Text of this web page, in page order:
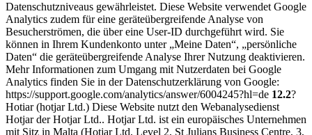
Datenschutzniveaus gewährleistet. Diese Website verwendet Google
Analytics zudem für eine geräteübergreifende Analyse von
Besucherströmen, die über eine User-ID durchgeführt wird. Sie
können in Ihrem Kundenkonto unter „Meine Daten“, „persönliche
Daten“ die geräteübergreifende Analyse Ihrer Nutzung deaktivieren.
Mehr Informationen zum Umgang mit Nutzerdaten bei Google
Analytics finden Sie in der Datenschutzerklärung von Google:
https://support.google.com/analytics/answer/6004245?hl=de 12.2?
Hotiar (hotjar Ltd.) Diese Website nutzt den Webanalysedienst
Hotjar der Hotjar Ltd.. Hotjar Ltd. ist ein europäisches Unternehmen
mit Sitz in Malta (Hotjar Ltd, Level 2, St Julians Business Centre, 3,